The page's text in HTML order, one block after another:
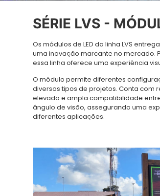
SÉRIE LVS -
Os módulos de LED da linha LVS
uma inovação marcante no mercado.
essa linha oferece uma experiência
O módulo permite diferentes
diversos tipos de projetos. Conta com
elevado e ampla compatibilidade
ângulo de visão, assegurando uma
diferentes aplicações.